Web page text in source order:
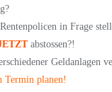
in Frage
abstossen?!
Geldanlagen
Termin planen!